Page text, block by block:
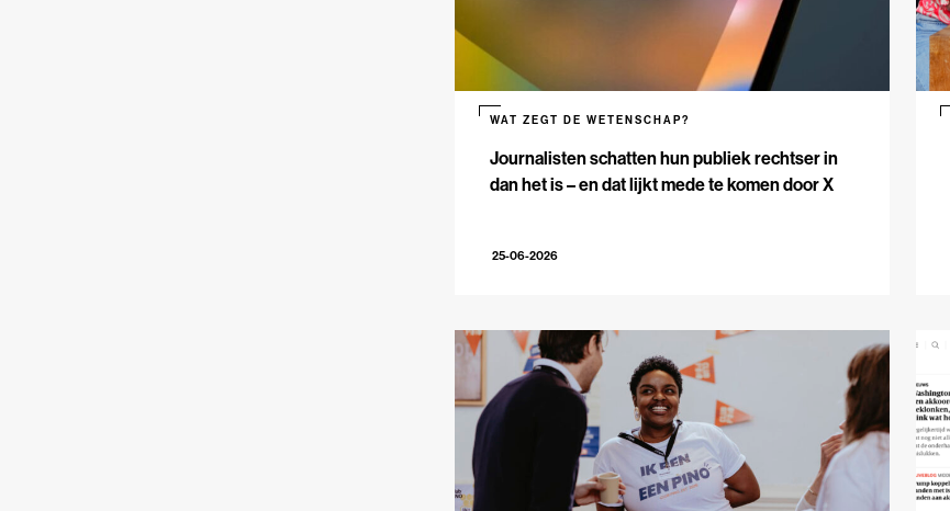
Journalisten schatten hun publiek rechtser in
dan het is – en dat lijkt mede te komen door X
WAT ZEGT DE WETENSCHAP?
25-06-2026